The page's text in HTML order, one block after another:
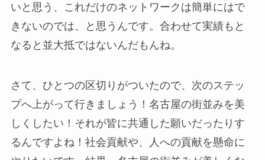
いと思う、これだけのネットワークは簡単にはで
きないのでは、と思うんです。合わせて実績もと
なると並大抵ではないんだもんね。
さて、ひとつの区切りがついたので、次のステッ
プへ上がって行きましょう！名古屋の街並みを美
しくしたい！それが皆に共通した願いだったりす
るんですよね！社会貢献や、人への貢献を懸命に